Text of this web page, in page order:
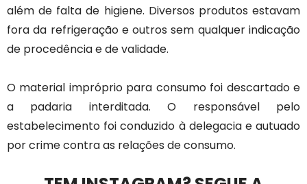
além de falta de higiene. Diversos produtos estavam
fora da refrigeração e outros sem qualquer indicação
de procedência e de validade.
O material impróprio para consumo foi descartado e
a padaria interditada. O responsável pelo
estabelecimento foi conduzido à delegacia e autuado
por crime contra as relações de consumo.